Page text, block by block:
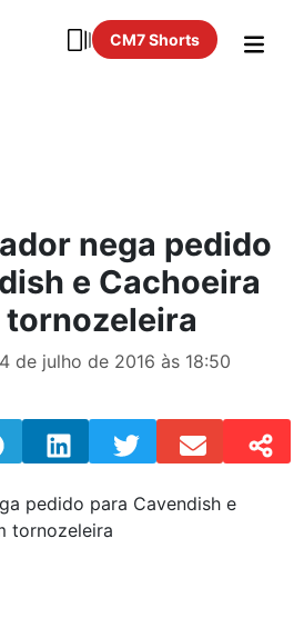
CM7 Shorts
nega pedido
e Cachoeira
tornozeleira
de julho de 2016 às 18:50